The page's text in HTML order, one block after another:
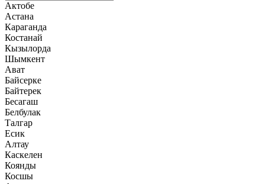
Актобе
Астана
Караганда
Костанай
Кызылорда
Шымкент
Ават
Байсерке
Байтерек
Бесагаш
Белбулак
Талгар
Есик
Алтау
Каскелен
Коянды
Косшы